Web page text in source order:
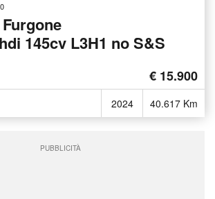
145cv L3H1 no S&S
€ 15.900
2024 40.617 Km
PUBBLICITÀ